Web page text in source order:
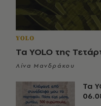
YOLO
Τα YOLO της
Λίνα Μανδράκου
Τα